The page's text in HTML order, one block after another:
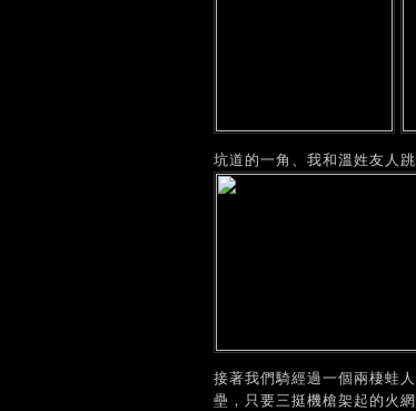
坑道的一角、我和溫姓友人
接著我們騎經過一個兩棲蛙
壘，只要三挺機槍架起的火